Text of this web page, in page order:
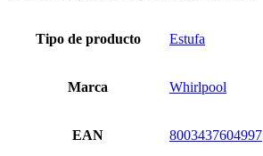
Tipo de producto Estufa
Marca Whirlpool
EAN 8003437604997